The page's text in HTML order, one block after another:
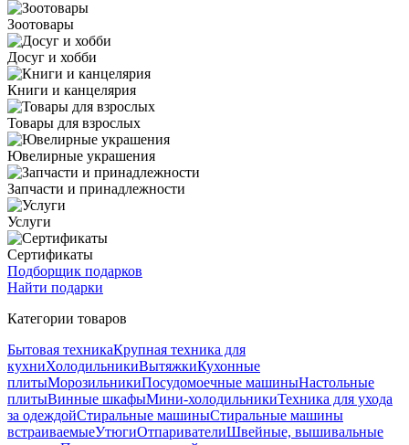
Зоотовары
Досуг и хобби
Книги и канцелярия
Товары для взрослых
Ювелирные украшения
Запчасти и принадлежности
Услуги
Сертификаты
Подборщик подарков
Найти подарки
Категории товаров
Бытовая техникаКрупная техника для
кухниХолодильникиВытяжкиКухонные
плитыМорозильникиПосудомоечные машиныНастольные
плитыВинные шкафыМини-холодильникиТехника для ухода
за одеждойСтиральные машиныСтиральные машины
встраиваемыеУтюгиОтпаривателиШвейные, вышивальные